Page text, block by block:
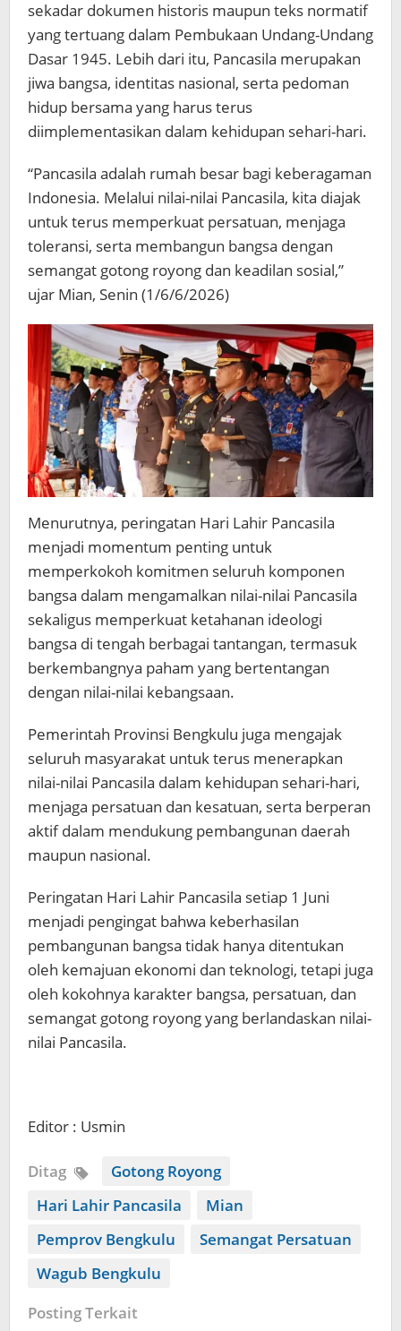
sekadar dokumen historis maupun teks normatif
yang tertuang dalam Pembukaan Undang-Undang
Dasar 1945. Lebih dari itu, Pancasila merupakan
jiwa bangsa, identitas nasional, serta pedoman
hidup bersama yang harus terus
diimplementasikan dalam kehidupan sehari-hari.
“Pancasila adalah rumah besar bagi keberagaman
Indonesia. Melalui nilai-nilai Pancasila, kita diajak
untuk terus memperkuat persatuan, menjaga
toleransi, serta membangun bangsa dengan
semangat gotong royong dan keadilan sosial,”
ujar Mian, Senin (1/6/6/2026)
Menurutnya, peringatan Hari Lahir Pancasila
menjadi momentum penting untuk
memperkokoh komitmen seluruh komponen
bangsa dalam mengamalkan nilai-nilai Pancasila
sekaligus memperkuat ketahanan ideologi
bangsa di tengah berbagai tantangan, termasuk
berkembangnya paham yang bertentangan
dengan nilai-nilai kebangsaan.
Pemerintah Provinsi Bengkulu juga mengajak
seluruh masyarakat untuk terus menerapkan
nilai-nilai Pancasila dalam kehidupan sehari-hari,
menjaga persatuan dan kesatuan, serta berperan
aktif dalam mendukung pembangunan daerah
maupun nasional.
Peringatan Hari Lahir Pancasila setiap 1 Juni
menjadi pengingat bahwa keberhasilan
pembangunan bangsa tidak hanya ditentukan
oleh kemajuan ekonomi dan teknologi, tetapi juga
oleh kokohnya karakter bangsa, persatuan, dan
semangat gotong royong yang berlandaskan nilai-
nilai Pancasila.
Editor : Usmin
Ditag
Gotong Royong
Hari Lahir Pancasila
Mian
Pemprov Bengkulu
Semangat Persatuan
Wagub Bengkulu
Posting Terkait